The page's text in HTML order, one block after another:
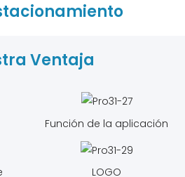
Ventaja
Función de la aplicación
LOGO